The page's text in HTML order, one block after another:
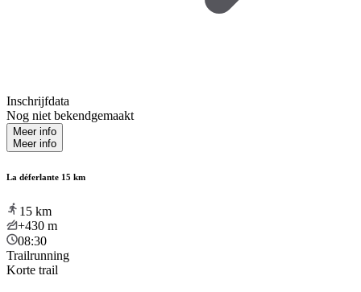
Inschrijfdata
Nog niet bekendgemaakt
Meer info
Meer info
La déferlante 15 km
15 km
+430 m
08:30
Trailrunning
Korte trail